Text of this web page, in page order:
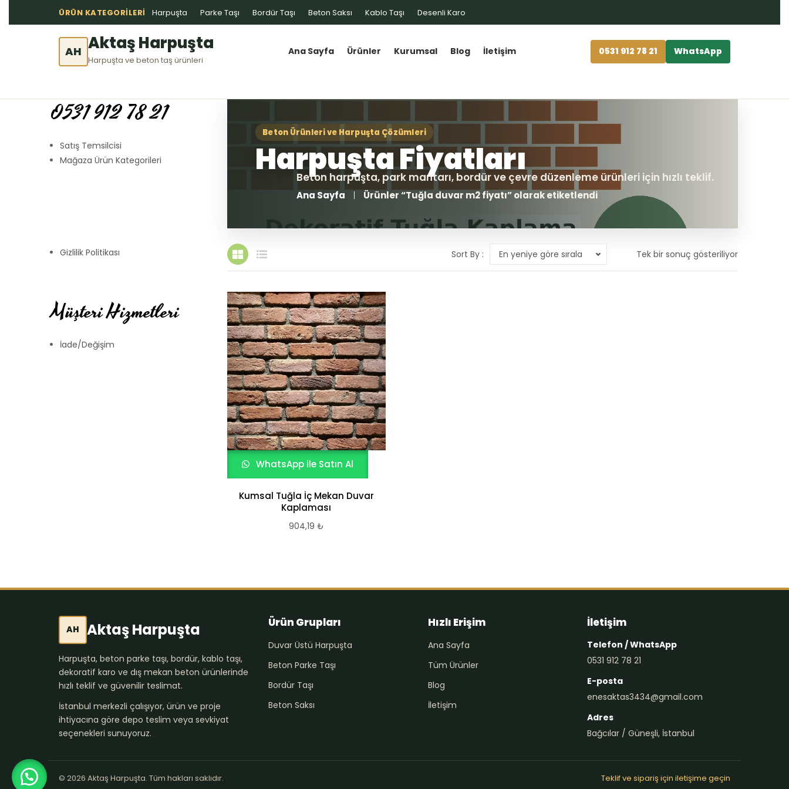
ÜRÜN KATEGORILERI Harpuşta Parke Taşı Bordür Taşı Beton Saksı Kablo Taşı Desenli Karo
AH Aktaş Harpuşta
Harpuşta ve beton taş ürünleri
Ana Sayfa Ürünler Kurumsal Blog İletişim 0531 912 78 21 WhatsApp
0531 912 78 21
Satış Temsilcisi
Mağaza Ürün Kategorileri
Gizlilik Politikası
Müşteri Hizmetleri
İade/Değişim
Ana Sayfa Ürünler “Tuğla duvar m2 fiyatı” olarak etiketlendi
Tek bir sonuç gösteriliyor
Sort By : En yeniye göre sırala
WhatsApp ile Satın Al
Kumsal Tuğla İç Mekan Duvar
Kaplaması
904,19 ₺
AH Aktaş Harpuşta
Harpuşta, beton parke taşı, bordür, kablo taşı,
dekoratif karo ve dış mekan beton ürünlerinde
hızlı teklif ve güvenilir teslimat.
İstanbul merkezli çalışıyor, ürün ve proje
ihtiyacına göre depo teslim veya sevkiyat
seçenekleri sunuyoruz.
Ürün Grupları
Duvar Üstü Harpuşta
Beton Parke Taşı
Bordür Taşı
Beton Saksı
Hızlı Erişim
Ana Sayfa
Tüm Ürünler
Blog
İletişim
İletişim
Telefon / WhatsApp
0531 912 78 21
E-posta
enesaktas3434@gmail.com
Adres
Bağcılar / Güneşli, İstanbul
© 2026 Aktaş Harpuşta. Tüm hakları saklıdır. Teklif ve sipariş için iletişime geçin